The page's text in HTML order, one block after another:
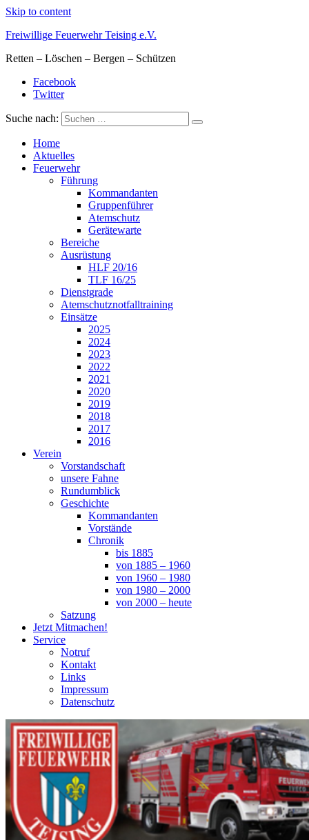
Skip to content
Freiwillige Feuerwehr Teising e.V.
Retten – Löschen – Bergen – Schützen
Facebook
Twitter
Suche nach:
Home
Aktuelles
Feuerwehr
Führung
Kommandanten
Gruppenführer
Atemschutz
Gerätewarte
Bereiche
Ausrüstung
HLF 20/16
TLF 16/25
Dienstgrade
Atemschutznotfalltraining
Einsätze
2025
2024
2023
2022
2021
2020
2019
2018
2017
2016
Verein
Vorstandschaft
unsere Fahne
Rundumblick
Geschichte
Kommandanten
Vorstände
Chronik
bis 1885
von 1885 – 1960
von 1960 – 1980
von 1980 – 2000
von 2000 – heute
Satzung
Jetzt Mitmachen!
Service
Notruf
Kontakt
Links
Impressum
Datenschutz